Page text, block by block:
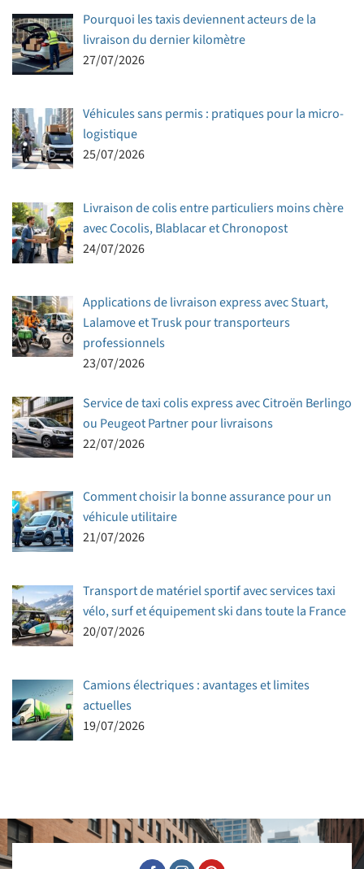
Pourquoi les taxis deviennent acteurs de la
livraison du dernier kilomètre
27/07/2026
Véhicules sans permis : pratiques pour la micro-
logistique
25/07/2026
Livraison de colis entre particuliers moins chère
avec Cocolis, Blablacar et Chronopost
24/07/2026
Applications de livraison express avec Stuart,
Lalamove et Trusk pour transporteurs
professionnels
23/07/2026
Service de taxi colis express avec Citroën Berlingo
ou Peugeot Partner pour livraisons
22/07/2026
Comment choisir la bonne assurance pour un
véhicule utilitaire
21/07/2026
Transport de matériel sportif avec services taxi
vélo, surf et équipement ski dans toute la France
20/07/2026
Camions électriques : avantages et limites
actuelles
19/07/2026